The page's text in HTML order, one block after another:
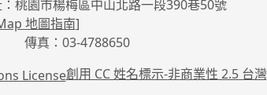
園市楊梅區中山北路一段390巷50號
地圖指南]
傳真：03-4788650
創用 CC 姓名標示-非商業性 2.5 台灣